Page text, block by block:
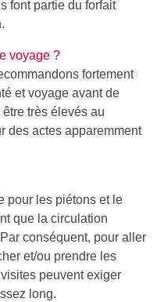
font partie du forfait
voyage ?
fortement
et voyage avant de
très élevés au
des actes apparemment
pour les piétons et le
que la circulation
conséquent, pour aller
et/ou prendre les
peuvent exiger
long.